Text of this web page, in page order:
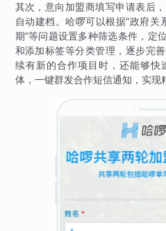
其次，意向加盟商填写申请表后
自动建档。哈啰可以根据“政府关
期”等问题设置多种筛选条件，定
和添加标签等分类管理，逐步完
续有新的合作项目时，还能够快
体，一键群发合作短信通知，实现